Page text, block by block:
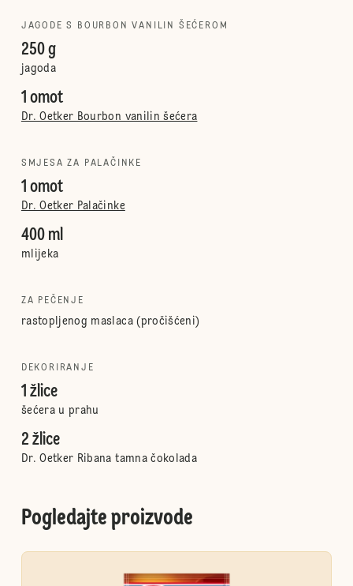
JAGODE S BOURBON VANILIN ŠEĆEROM
250 g
jagoda
1 omot
Dr. Oetker Bourbon vanilin šećera
SMJESA ZA PALAČINKE
1 omot
Dr. Oetker Palačinke
400 ml
mlijeka
ZA PEČENJE
rastopljenog maslaca (pročišćeni)
DEKORIRANJE
1 žlice
šećera u prahu
2 žlice
Dr. Oetker Ribana tamna čokolada
Pogledajte proizvode